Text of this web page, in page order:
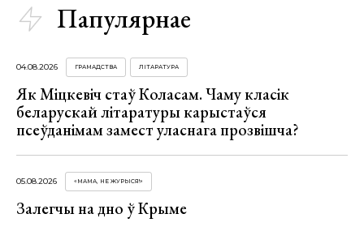
Папулярнае
04.08.2026 ГРАМАДСТВА ЛІТАРАТУРА
Як Міцкевіч стаў Коласам. Чаму класік
беларускай літаратуры карыстаўся
псеўданімам замест уласнага прозвішча?
05.08.2026 «МАМА, НЕ ЖУРЫСЯ!»
Залегчы на дно ў Крыме